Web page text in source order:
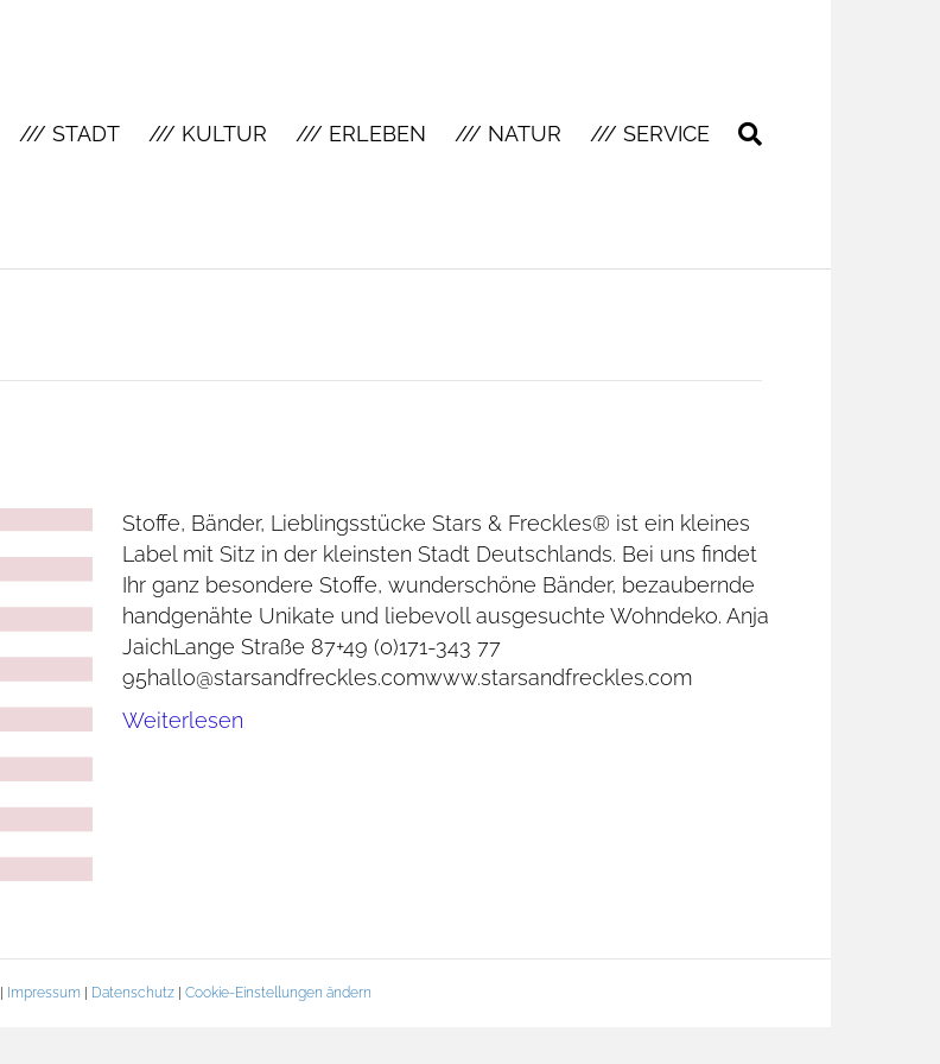
/// STADT /// KULTUR /// ERLEBEN /// NATUR /// SERVICE
Stoffe, Bänder, Lieblingsstücke Stars & Freckles® ist ein kleines
Label mit Sitz in der kleinsten Stadt Deutschlands. Bei uns findet
Ihr ganz besondere Stoffe, wunderschöne Bänder, bezaubernde
handgenähte Unikate und liebevoll ausgesuchte Wohndeko. Anja
JaichLange Straße 87+49 (0)171-343 77
95hallo@starsandfreckles.comwww.starsandfreckles.com
Weiterlesen
Impressum| Datenschutz| Cookie-Einstellungen ändern